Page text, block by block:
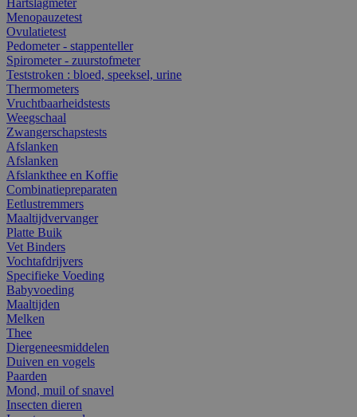
Menopauzetest
Ovulatietest
Pedometer - stappenteller
Spirometer - zuurstofmeter
Teststroken : bloed, speeksel, urine
Thermometers
Vruchtbaarheidstests
Weegschaal
Zwangerschapstests
Afslanken
Afslanken
Afslankthee en Koffie
Combinatiepreparaten
Eetlustremmers
Maaltijdvervanger
Platte Buik
Vet Binders
Vochtafdrijvers
Specifieke Voeding
Babyvoeding
Maaltijden
Melken
Thee
Diergeneesmiddelen
Duiven en vogels
Paarden
Mond, muil of snavel
Insecten dieren